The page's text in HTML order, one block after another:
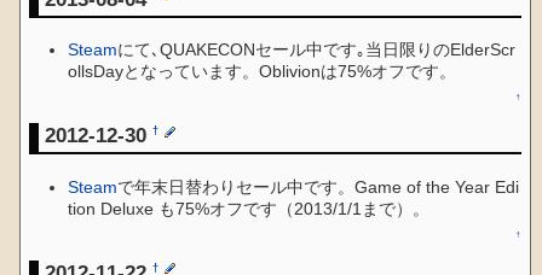
Steamにて､QUAKECONセール中です｡当日限りのElderScr
ollsDayとなっています。Oblivionは75%オフです。
↑
2012-12-30†
Steamで年末日替わりセール中です。Game of the Year Edi
tion Deluxe も75%オフです（2013/1/1まで）。
↑
†